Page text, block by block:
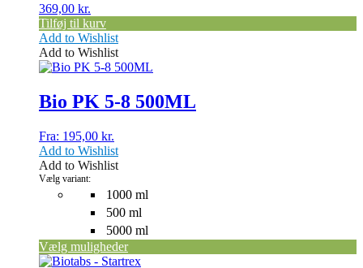
369,00 kr.
Tilføj til kurv
Add to Wishlist
Add to Wishlist
Bio PK 5-8 500ML
Fra: 195,00 kr.
1000 ml
500 ml
5000 ml
Vælg variant:
Vælg muligheder
Dette
har
flere
Mulighederne
kan
vælges
på
varesiden
Add to Wishlist
Add to Wishlist
Dette